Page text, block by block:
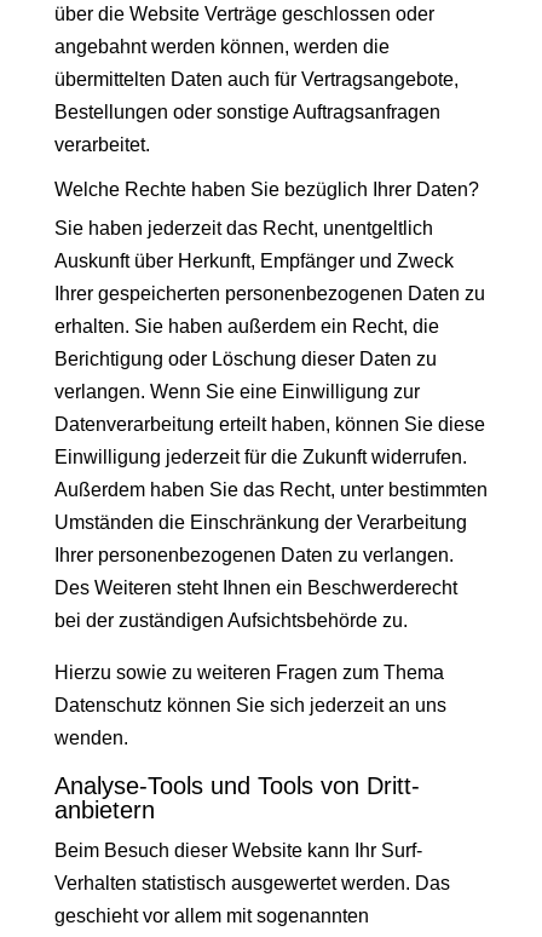
über die Website Verträge geschlossen oder
angebahnt werden können, werden die
übermittelten Daten auch für Vertragsangebote,
Bestellungen oder sonstige Auftragsanfragen
verarbeitet.
Welche Rechte haben Sie bezüglich Ihrer Daten?
Sie haben jederzeit das Recht, unentgeltlich
Auskunft über Herkunft, Empfänger und Zweck
Ihrer gespeicherten personenbezogenen Daten zu
erhalten. Sie haben außerdem ein Recht, die
Berichtigung oder Löschung dieser Daten zu
verlangen. Wenn Sie eine Einwilligung zur
Datenverarbeitung erteilt haben, können Sie diese
Einwilligung jederzeit für die Zukunft widerrufen.
Außerdem haben Sie das Recht, unter bestimmten
Umständen die Einschränkung der Verarbeitung
Ihrer personenbezogenen Daten zu verlangen.
Des Weiteren steht Ihnen ein Beschwerderecht
bei der zuständigen Aufsichtsbehörde zu.
Hierzu sowie zu weiteren Fragen zum Thema
Datenschutz können Sie sich jederzeit an uns
wenden.
Analyse-Tools und Tools von Dritt­
anbietern
Beim Besuch dieser Website kann Ihr Surf-
Verhalten statistisch ausgewertet werden. Das
geschieht vor allem mit sogenannten